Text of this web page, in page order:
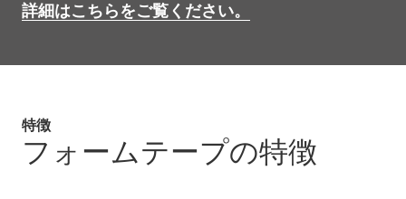
詳細はこちらをご覧ください。
特徴
フォームテープの特徴